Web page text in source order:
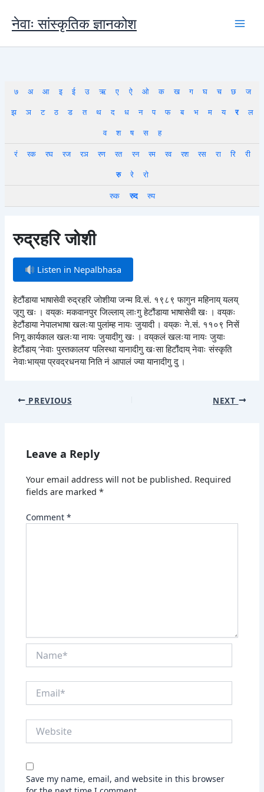
content
नेवाः सांस्कृतिक ज्ञानकोश
७ अ आ इ ई उ ऋ ए ऐ ओ क ख ग घ च छ
ज
झ
ञ ट ठ ड त थ द ध न प फ ब भ म य र
ल
व
श ष स
ह
रं
रक रघ रज रञ रण रत रन रम रव रश रस रा रि
री
रु
रे
रो
रुक
रुद रुप
रुद्रहरि जोशी
Listen in Nepalbhasa
हेटौंडाया भाषासेवी रुद्रहरि जोशीया जन्म वि.सं. १९८९ फागुन महिनाय् यलय्
जूगु खः । वय्‌कः मकवानपुर जिल्लाय् लाःगु हेटौंडाया भाषासेवी खः । वय्‌कः
हेटौंडाया नेपालभाषा खलःया पुलांम्ह नायः जुयादी । वय्‌कः ने.सं. ११०९ निसें
निगू कार्यकाल खलःया नायः जुयादीगु खः । वय्‌कलं खलःया नायः जुयाः
हेटौंडाय् ‘नेवाः पुस्तकालय’ पलिस्था यानादीगु खःसा हिटौंदाय् नेवाः संस्कृति
नेवाःभाय्‌या प्रवद्रधनया निति नं आपालं ज्या यानादीगु दु ।
PREVIOUS NEXT
Leave a Reply
Your email address will not be published. Required
fields are marked*
Comment*
Save my name, email, and website in this browser